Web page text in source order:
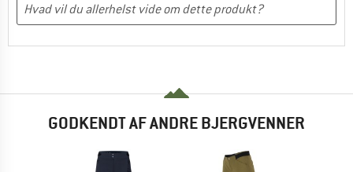
GODKENDT AF ANDRE BJERGVENNER